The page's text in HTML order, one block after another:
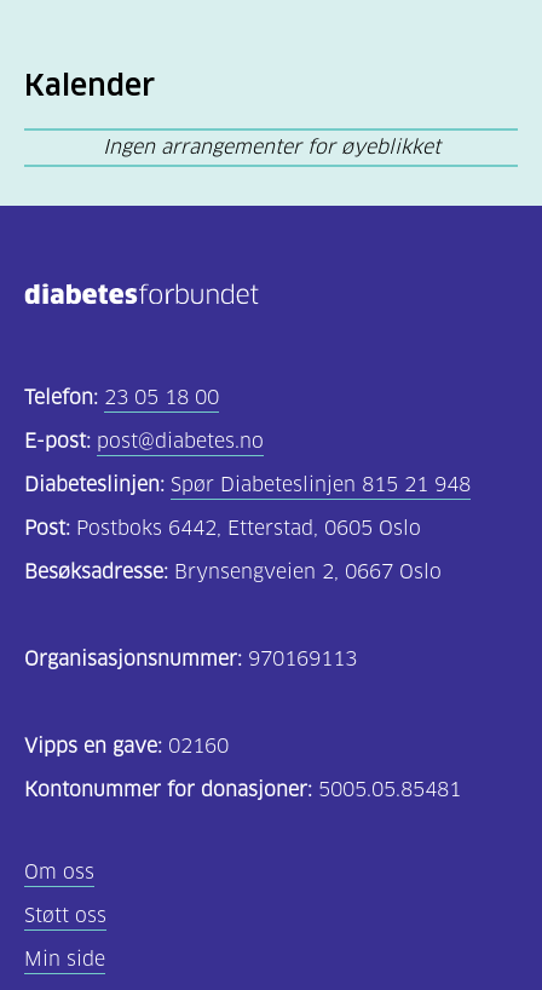
Kalender
Ingen arrangementer for øyeblikket
Telefon: 23 05 18 00
E-post: post@diabetes.no
Diabeteslinjen: Spør Diabeteslinjen 815 21 948
Post: Postboks 6442, Etterstad, 0605 Oslo
Besøksadresse: Brynsengveien 2, 0667 Oslo
Organisasjonsnummer: 970169113
Vipps en gave: 02160
Kontonummer for donasjoner: 5005.05.85481
Om oss
Støtt oss
Min side